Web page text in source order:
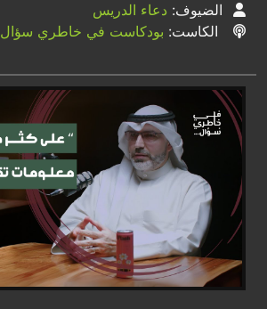
الضيوف: دعاء الدريس
الكاست: بودكاست في خاطري سؤال